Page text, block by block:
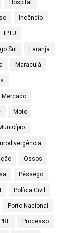
Hospital
Incêndio
IPTU
Sul Laranja
Maracujá
Mercado
Moto
Ossos
Pêssego
Polícia Civil
Porto Nacional
PRF Processo